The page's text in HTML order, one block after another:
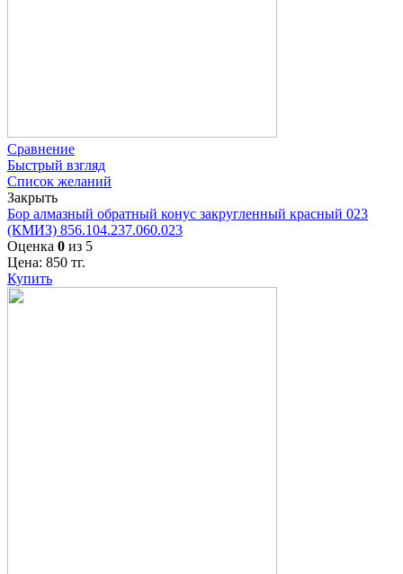
Сравнение
Быстрый взгляд
Список желаний
Закрыть
Бор алмазный обратный конус закругленный красный 023
(КМИЗ) 856.104.237.060.023
Оценка 0 из 5
Цена: 850 тг.
Купить